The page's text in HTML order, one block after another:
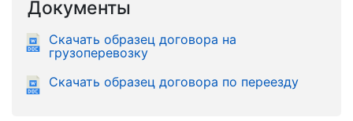
Документы
Скачать образец договора на
грузоперевозку
Скачать образец договора по переезду